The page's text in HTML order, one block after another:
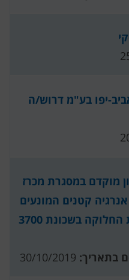
יפו בע"מ דרוש/ה
מוקדם במסגרת מכרז
קטנים המונעים
בגז טבעי והמחוברים לרשת החלוקה בשכונת 3700
בתאריך: